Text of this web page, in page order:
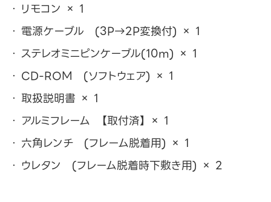
リモコン × 1
電源ケーブル (3P→2P変換付) × 1
ステレオミニピンケーブル(10m) × 1
CD-ROM (ソフトウェア) × 1
取扱説明書 × 1
アルミフレーム 【取付済】 × 1
六角レンチ (フレーム脱着用) × 1
ウレタン (フレーム脱着時下敷き用) × 2